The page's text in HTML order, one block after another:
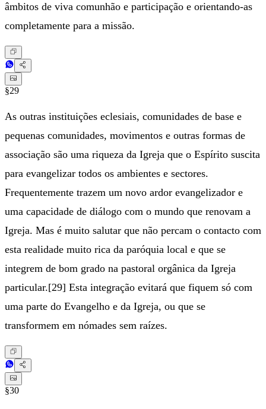
âmbitos de viva comunhão e participação e orientando-as
completamente para a missão.
§29
As outras instituições eclesiais, comunidades de base e
pequenas comunidades, movimentos e outras formas de
associação são uma riqueza da Igreja que o Espírito suscita
para evangelizar todos os ambientes e sectores.
Frequentemente trazem um novo ardor evangelizador e
uma capacidade de diálogo com o mundo que renovam a
Igreja. Mas é muito salutar que não percam o contacto com
esta realidade muito rica da paróquia local e que se
integrem de bom grado na pastoral orgânica da Igreja
particular.[29] Esta integração evitará que fiquem só com
uma parte do Evangelho e da Igreja, ou que se
transformem em nómades sem raízes.
§30